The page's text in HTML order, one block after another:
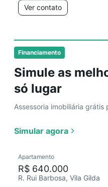
Financiamento
Simule as
só lugar
Assessoria imobiliária
Simular agora
Ver contato
Apartamento
R$ 640.000
R. Rui Barbosa, Vila Gilda